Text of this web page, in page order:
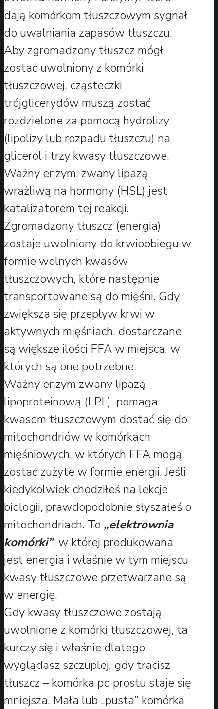
dają komórkom tłuszczowym sygnał
do uwalniania zapasów tłuszczu.
Aby zgromadzony tłuszcz mógł
zostać uwolniony z komórki
tłuszczowej, cząsteczki
trójglicerydów muszą zostać
rozdzielone za pomocą hydrolizy
(lipolizy lub rozpadu tłuszczu) na
glicerol i trzy kwasy tłuszczowe.
Ważny enzym, zwany lipazą
wrażliwą na hormony (HSL) jest
katalizatorem tej reakcji.
Zgromadzony tłuszcz (energia)
zostaje uwolniony do krwioobiegu w
formie wolnych kwasów
tłuszczowych, które następnie
transportowane są do mięśni. Gdy
zwiększa się przepływ krwi w
aktywnych mięśniach, dostarczane
są większe ilości FFA w miejsca, w
których są one potrzebne.
Ważny enzym zwany lipazą
lipoproteinową (LPL), pomaga
kwasom tłuszczowym dostać się do
mitochondriów w komórkach
mięśniowych, w których FFA mogą
zostać zużyte w formie energii. Jeśli
kiedykolwiek chodziłeś na lekcje
biologii, prawdopodobnie słyszałeś o
mitochondriach. To „elektrownia
komórki”, w której produkowana
jest energia i właśnie w tym miejscu
kwasy tłuszczowe przetwarzane są
w energię.
Gdy kwasy tłuszczowe zostają
uwolnione z komórki tłuszczowej, ta
kurczy się i właśnie dlatego
wyglądasz szczuplej, gdy tracisz
tłuszcz – komórka po prostu staje się
mniejsza. Mała lub „pusta” komórka